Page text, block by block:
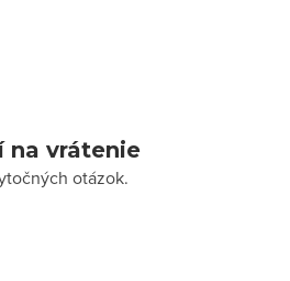
na vrátenie
otázok.